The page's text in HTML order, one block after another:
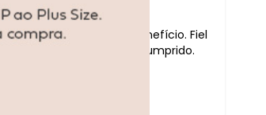
Comentário:
Folgado, ótimo custo e benefício. Fiel
a foto e tamanho. Short cumprido.